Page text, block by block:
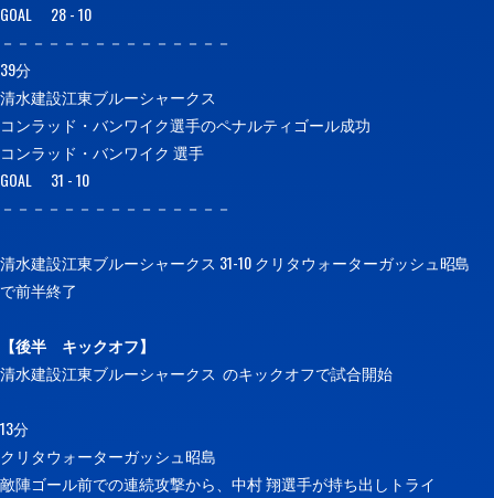
GOAL 28 - 10
－－－－－－－－－－－－－－－
39分
清水建設江東ブルーシャークス
コンラッド・バンワイク選手のペナルティゴール成功
コンラッド・バンワイク 選手
GOAL 31 - 10
－－－－－－－－－－－－－－－
清水建設江東ブルーシャークス 31-10 クリタウォーターガッシュ昭島
で前半終了
【後半
キックオフ】
清水建設江東ブルーシャークス のキックオフで試合開始
13分
クリタウォーターガッシュ昭島
敵陣ゴール前での連続攻撃から、中村 翔選手が持ち出しトライ